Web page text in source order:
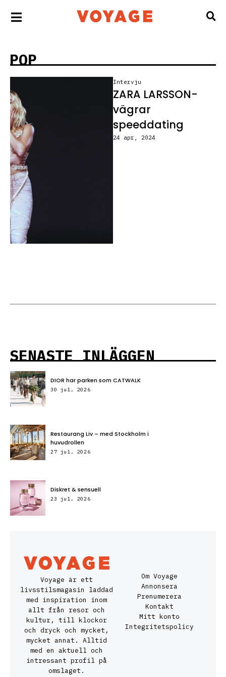
POP
Intervju
ZARA LARSSON-
vägrar
speeddating
24 apr, 2024
SENASTE INLÄGGEN
DIOR har parken som CATWALK
30 jul, 2026
Restaurang Liv – med Stockholm i
huvudrollen
27 jul, 2026
Diskret & sensuell
23 jul, 2026
Voyage är ett
livsstilsmagasin laddad
med inspiration inom
allt från resor och
kultur, till klockor
och dryck och mycket,
mycket annat. Alltid
med en aktuell och
intressant profil på
omslaget.
Om Voyage
Annonsera
Prenumerera
Kontakt
Mitt konto
Integritetspolicy